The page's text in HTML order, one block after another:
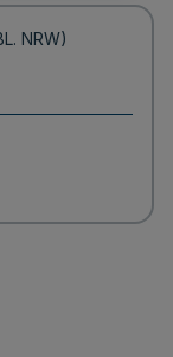
NRW)